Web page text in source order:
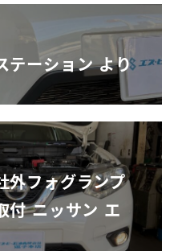
テーション より
外フォグランプ
付 ニッサン エ